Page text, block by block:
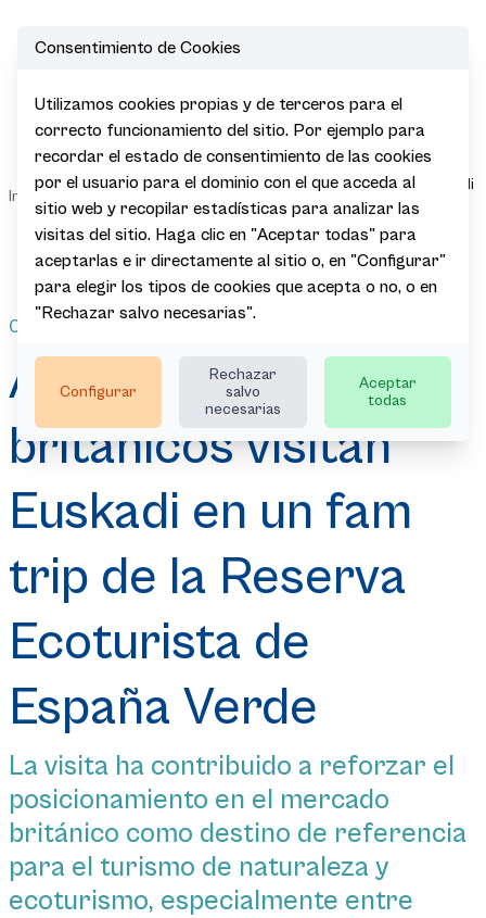
Inicio
Sala de
Prensa
Noticias
Agentes de
viajes
británicos
visitan Euskadi
en un fam trip
de la Reserva
Ecoturista de
España Verde
02.06.2026
Agentes de viajes
británicos visitan
Euskadi en un fam
trip de la Reserva
Ecoturista de
España Verde
La visita ha contribuido a reforzar el
posicionamiento en el mercado
británico como destino de referencia
para el turismo de naturaleza y
ecoturismo, especialmente entre
Consentimiento de Cookies
Utilizamos cookies propias y de terceros para el
correcto funcionamiento del sitio. Por ejemplo para
recordar el estado de consentimiento de las cookies
por el usuario para el dominio con el que acceda al
sitio web y recopilar estadísticas para analizar las
visitas del sitio. Haga clic en "Aceptar todas" para
aceptarlas e ir directamente al sitio o, en "Configurar"
para elegir los tipos de cookies que acepta o no, o en
"Rechazar salvo necesarias".
Configurar
Rechazar
salvo
necesarias
Aceptar
todas